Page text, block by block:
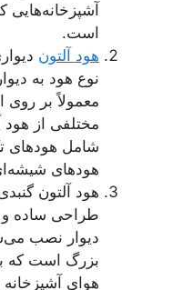
آشپزخانه‌هایی
است.
هود آلتون
نوع هود به
معمولاً بر
مختلفی از هود
شامل هود‌های
هود‌های
طراحی ساده و
دیوار نصب
بزرگ است که
هوای